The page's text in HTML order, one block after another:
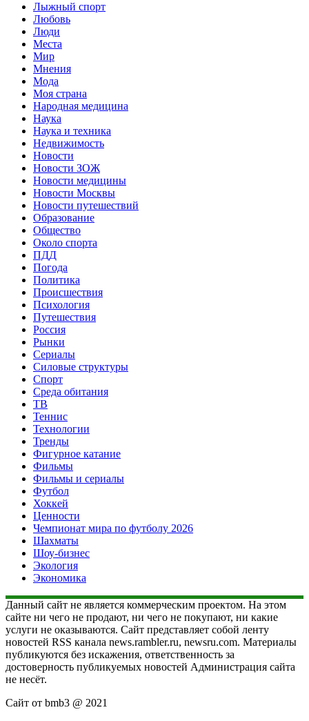
Лыжный спорт
Любовь
Люди
Места
Мир
Мнения
Мода
Моя страна
Народная медицина
Наука
Наука и техника
Недвижимость
Новости
Новости ЗОЖ
Новости медицины
Новости Москвы
Новости путешествий
Образование
Общество
Около спорта
ПДД
Погода
Политика
Происшествия
Психология
Путешествия
Россия
Рынки
Сериалы
Силовые структуры
Спорт
Среда обитания
ТВ
Теннис
Технологии
Тренды
Фигурное катание
Фильмы
Фильмы и сериалы
Футбол
Хоккей
Ценности
Чемпионат мира по футболу 2026
Шахматы
Шоу-бизнес
Экология
Экономика
Данный сайт не является коммерческим проектом. На этом
сайте ни чего не продают, ни чего не покупают, ни какие
услуги не оказываются. Сайт представляет собой ленту
новостей RSS канала news.rambler.ru, newsru.com. Материалы
публикуются без искажения, ответственность за
достоверность публикуемых новостей Администрация сайта
не несёт.
Сайт от bmb3 @ 2021